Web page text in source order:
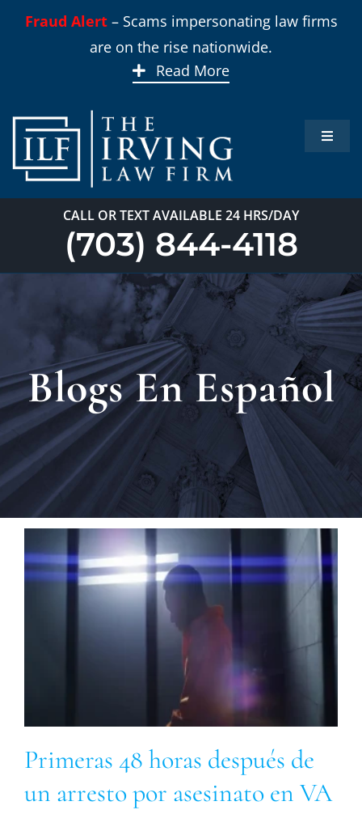
Fraud Alert– Scams impersonating law firms
are on the rise nationwide.
Read More
Toggle
CALL OR TEXT AVAILABLE 24 HRS/DAY
(703) 844-4118
Blogs En Español
Primeras 48 horas después de
un arresto por asesinato en VA